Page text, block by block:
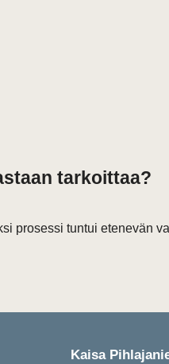
tarkoittaa?
prosessi tuntui etenevän
Kaisa